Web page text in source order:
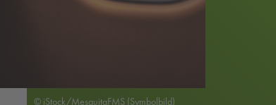
© iStock/MesquitaFMS (Symbolbild)